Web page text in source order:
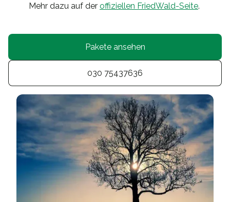
Mehr dazu auf der offiziellen FriedWald-Seite.
Pakete ansehen
030 75437636